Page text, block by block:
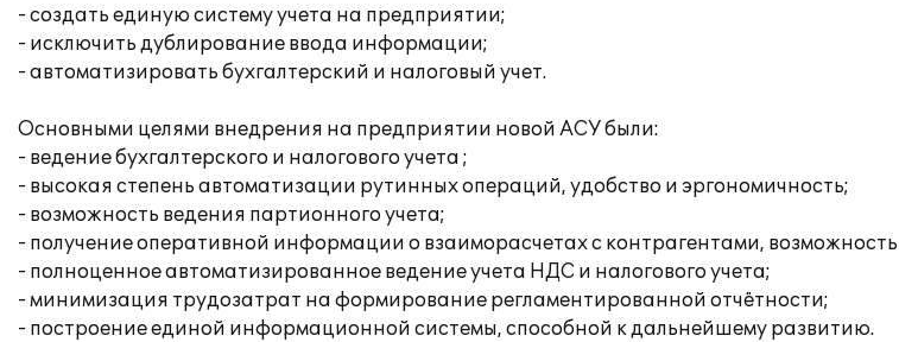
- создать единую систему учета на предприятии;
- исключить дублирование ввода информации;
- автоматизировать бухгалтерский и налоговый учет.
Основными целями внедрения на предприятии новой АСУ были:
- ведение бухгалтерского и налогового учета ;
- высокая степень автоматизации рутинных операций, удобство и эргономичность;
- возможность ведения партионного учета;
- получение оперативной информации о взаиморасчетах с контрагентами,
- полноценное автоматизированное ведение учета НДС и налогового учета;
- минимизация трудозатрат на формирование регламентированной отчётности;
- построение единой информационной системы, способной к дальнейшему развитию.